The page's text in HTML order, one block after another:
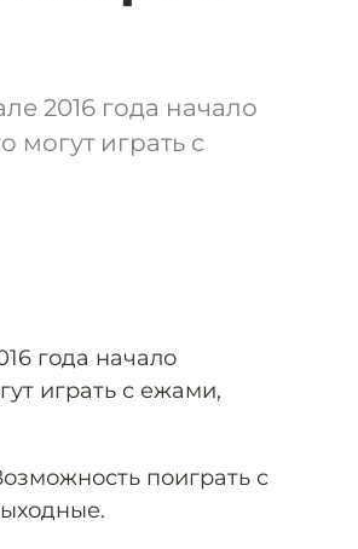
2016 года начало
могут играть с
года начало
играть с ежами,
поиграть с